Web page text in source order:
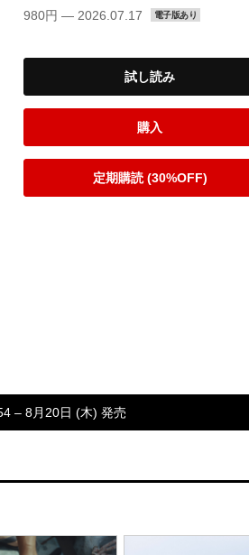
980円 — 2026.07.17 電子版あり
試し読み
購入
定期購読 (30%OFF)
– 8月20日 (木) 発売